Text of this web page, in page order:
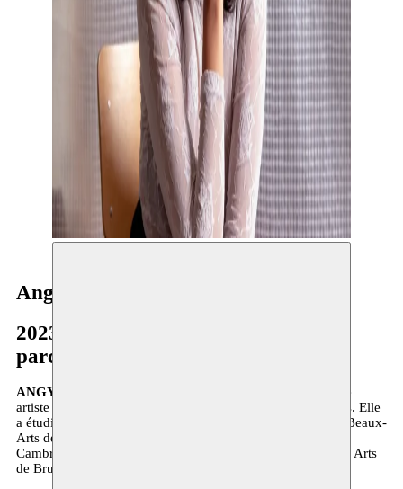
Angyvir Padilla
2023–présent
parcours à long terme
ANGYVIR PADILLA
artiste visuelle et performeuse qui vit et travaille à Bruxelles. Elle
a étudié Art dans l’espace public à l’Académie Royale des Beaux-
Arts de Bruxelles (2011-13, BA), Sculpture à l’ENSAV La
Cambre (2012-15, MA), et Beaux-arts à la LUCA School of Arts
de Bruxelles (2016-18, MA).